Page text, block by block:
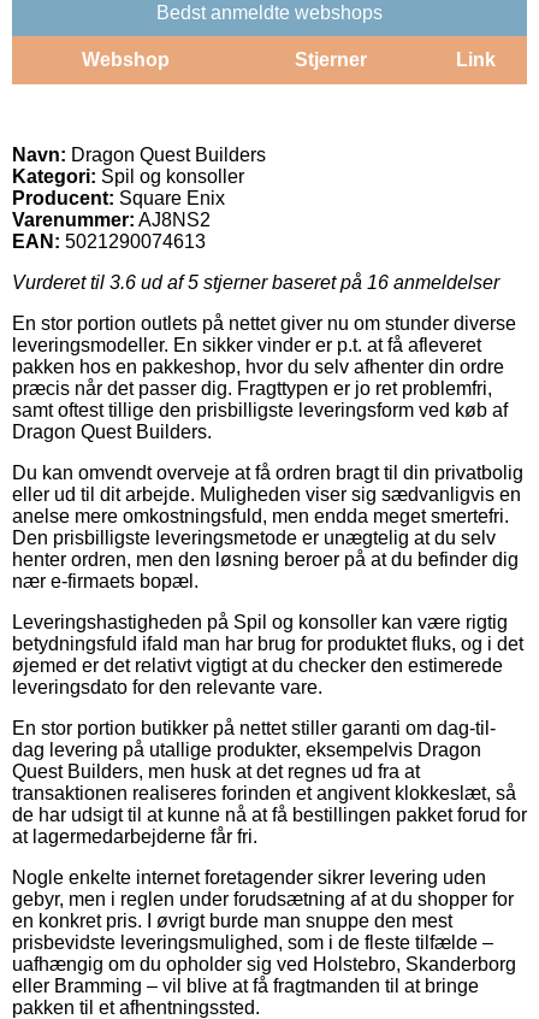
Bedst anmeldte webshops
Webshop Stjerner Link
Navn: Dragon Quest Builders
Kategori: Spil og konsoller
Producent: Square Enix
Varenummer: AJ8NS2
EAN: 5021290074613
Vurderet til 3.6 ud af 5 stjerner baseret på 16 anmeldelser
En stor portion outlets på nettet giver nu om stunder diverse
leveringsmodeller. En sikker vinder er p.t. at få afleveret
pakken hos en pakkeshop, hvor du selv afhenter din ordre
præcis når det passer dig. Fragttypen er jo ret problemfri,
samt oftest tillige den prisbilligste leveringsform ved køb af
Dragon Quest Builders.
Du kan omvendt overveje at få ordren bragt til din privatbolig
eller ud til dit arbejde. Muligheden viser sig sædvanligvis en
anelse mere omkostningsfuld, men endda meget smertefri.
Den prisbilligste leveringsmetode er unægtelig at du selv
henter ordren, men den løsning beroer på at du befinder dig
nær e-firmaets bopæl.
Leveringshastigheden på Spil og konsoller kan være rigtig
betydningsfuld ifald man har brug for produktet fluks, og i det
øjemed er det relativt vigtigt at du checker den estimerede
leveringsdato for den relevante vare.
En stor portion butikker på nettet stiller garanti om dag-til-
dag levering på utallige produkter, eksempelvis Dragon
Quest Builders, men husk at det regnes ud fra at
transaktionen realiseres forinden et angivent klokkeslæt, så
de har udsigt til at kunne nå at få bestillingen pakket forud for
at lagermedarbejderne får fri.
Nogle enkelte internet foretagender sikrer levering uden
gebyr, men i reglen under forudsætning af at du shopper for
en konkret pris. I øvrigt burde man snuppe den mest
prisbevidste leveringsmulighed, som i de fleste tilfælde –
uafhængig om du opholder sig ved Holstebro, Skanderborg
eller Bramming – vil blive at få fragtmanden til at bringe
pakken til et afhentningssted.